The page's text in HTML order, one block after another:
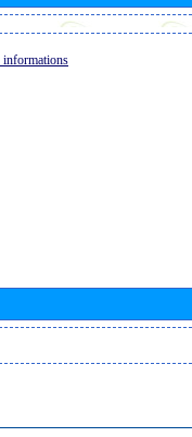
informations